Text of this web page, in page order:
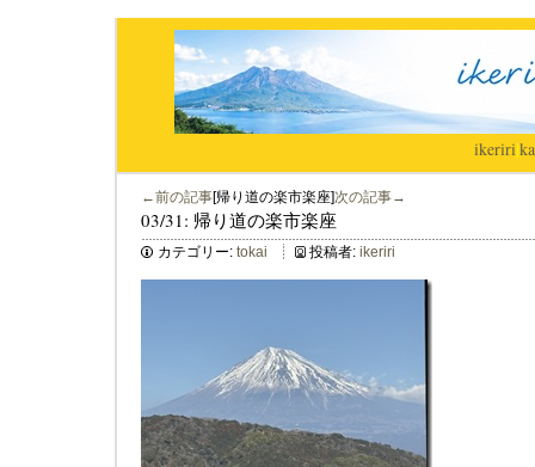
ikeriri|
←前の記事[帰り道の楽市楽座]次の記事→
03/31: 帰り道の楽市楽座
カテゴリー: tokai 投稿者: ikeriri